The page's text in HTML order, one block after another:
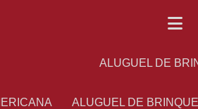
ALUGUEL DE
ALUGUEL DE